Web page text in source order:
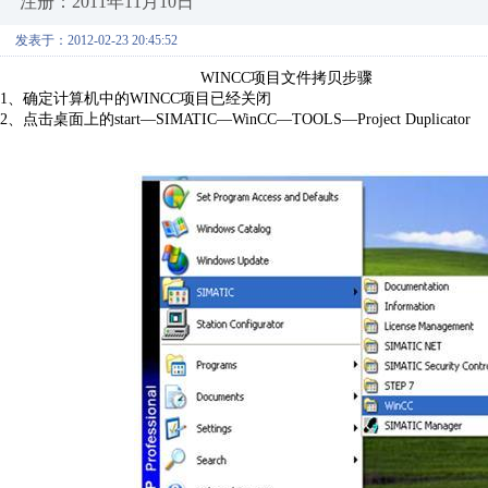
发表于：2012-02-23 20:45:52
WINCC项目文件拷贝步骤
1、确定计算机中的WINCC项目已经关闭
2、点击桌面上的start—SIMATIC—WinCC—TOOLS—Project Duplicator